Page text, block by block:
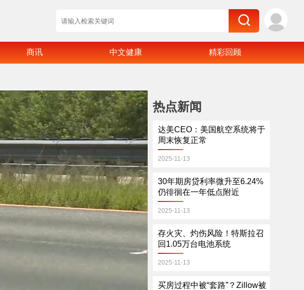
商讯 中文健康 精彩回顾
热点新闻
达美CEO：美国航空系统将于
周末恢复正常
2025-11-13
30年期房贷利率微升至6.24%
仍徘徊在一年低点附近
2025-11-13
存火灾、灼伤风险！特斯拉召
回1.05万台电池系统
2025-11-13
买房过程中被“套路”？Zillow被